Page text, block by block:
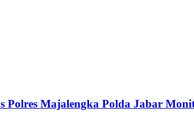
Polres Majalengka Polda Jabar